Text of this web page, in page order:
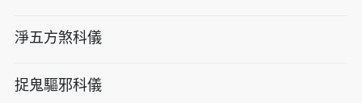
淨五方煞科儀
捉鬼驅邪科儀